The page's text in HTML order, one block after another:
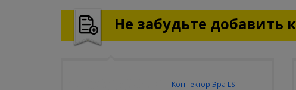
Не забудьте добавить
Коннектор Эра LS-